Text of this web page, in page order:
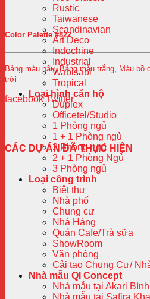
Rustic
Taiwanese
Scandinavian
Art Deco
Indochine
Industrial
Wabisabi
Tropical
Loại hình căn hộ
Duplex
Officetel/Studio
1 Phòng ngủ
1 + 1 Phòng ngủ
2 Phòng ngủ
2 + 1 Phòng Ngủ
3 Phòng ngủ
Loại công trình
Biệt thự
Nhà phố
Chung cư
Nhà Hàng
Quán Cafe/Trà sữa
ShowRoom
Văn phòng
Cải tạo Chung Cư/
Nhà mẫu QI Concept
Nhà mẫu tại Akari
Nhà mẫu tại Safira
Color Palette #822
Bảng màu nâu,Bảng màu trắng Màu bồ
trời
facebook Twitter
CÁC DỰ ÁN ĐÃ THỰC HIỆN